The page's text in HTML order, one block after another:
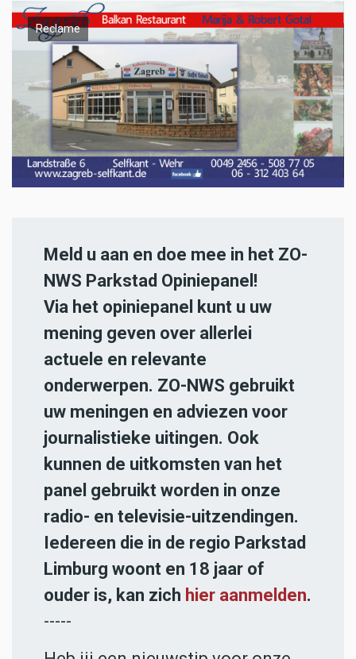
Reclame
Meld u aan en doe mee in het ZO-
NWS Parkstad Opiniepanel!
Via het opiniepanel kunt u uw
mening geven over allerlei
actuele en relevante
onderwerpen. ZO-NWS gebruikt
uw meningen en adviezen voor
journalistieke uitingen. Ook
kunnen de uitkomsten van het
panel gebruikt worden in onze
radio- en televisie-uitzendingen.
Iedereen die in de regio Parkstad
Limburg woont en 18 jaar of
ouder is, kan zich hier aanmelden.
-----